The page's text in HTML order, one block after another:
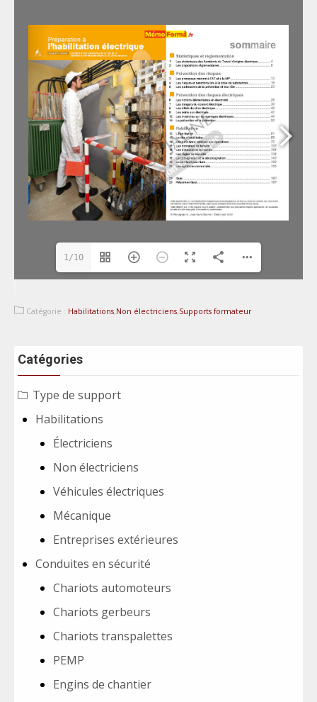
1/10
Catégorie : Habilitations,Non électriciens,Supports formateur
Catégories
Type de support
Habilitations
Électriciens
Non électriciens
Véhicules électriques
Mécanique
Entreprises extérieures
Conduites en sécurité
Chariots automoteurs
Chariots gerbeurs
Chariots transpalettes
PEMP
Engins de chantier